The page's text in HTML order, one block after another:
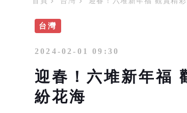
台灣
2024-02-01 09:30
迎春！六堆新年福
紛花海